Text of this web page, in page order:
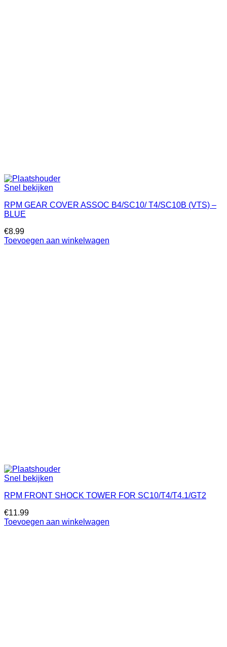
Snel bekijken
RPM GEAR COVER ASSOC B4/SC10/ T4/SC10B (VTS) –
BLUE
€8.99
Toevoegen aan winkelwagen
Snel bekijken
RPM FRONT SHOCK TOWER FOR SC10/T4/T4.1/GT2
€11.99
Toevoegen aan winkelwagen